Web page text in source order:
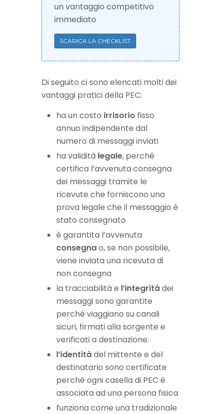
un vantaggio competitivo
immediato
SCARICA LA CHECKLIST
Di seguito ci sono elencati molti dei
vantaggi pratici della PEC:
ha un costo irrisorio fisso
annuo indipendente dal
numero di messaggi inviati
ha validità legale, perché
certifica l’avvenuta consegna
dei messaggi tramite le
ricevute che forniscono una
prova legale che il messaggio è
stato consegnato
è garantita l’avvenuta
consegnao, se non possibile,
viene inviata una ricevuta di
non consegna
la tracciabilità e l’integritàdei
messaggi sono garantite
perché viaggiano su canali
sicuri, firmati alla sorgente e
verificati a destinazione.
l’identitàdel mittente e del
destinatario sono certificate
perché ogni casella di PEC è
associata ad una persona fisica
funziona come una tradizionale